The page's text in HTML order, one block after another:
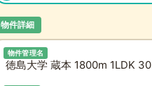
物件詳細
物件管理名
徳島大学 蔵本 1800m 1LDK